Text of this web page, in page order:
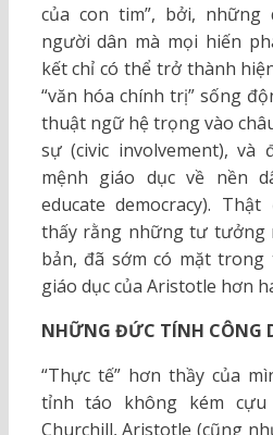
của con tim”, bởi, những
người dân mà mọi hiến
kết chỉ có thể trở thành
“văn hóa chính trị” sống
thuật ngữ hệ trọng vào
sự (civic involvement),
mệnh giáo dục về nền
educate democracy).
thấy rằng những tư tưởng
bản, đã sớm có mặt
giáo dục của Aristotle hơn
NHỮNG ĐỨC TÍNH CÔNG
“Thực tế” hơn thầy của
tỉnh táo không kém
Churchill, Aristotle (cũng